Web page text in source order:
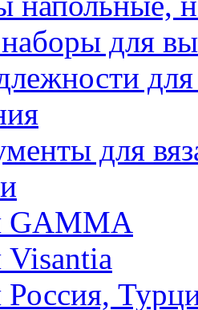
для
для
GAMMA